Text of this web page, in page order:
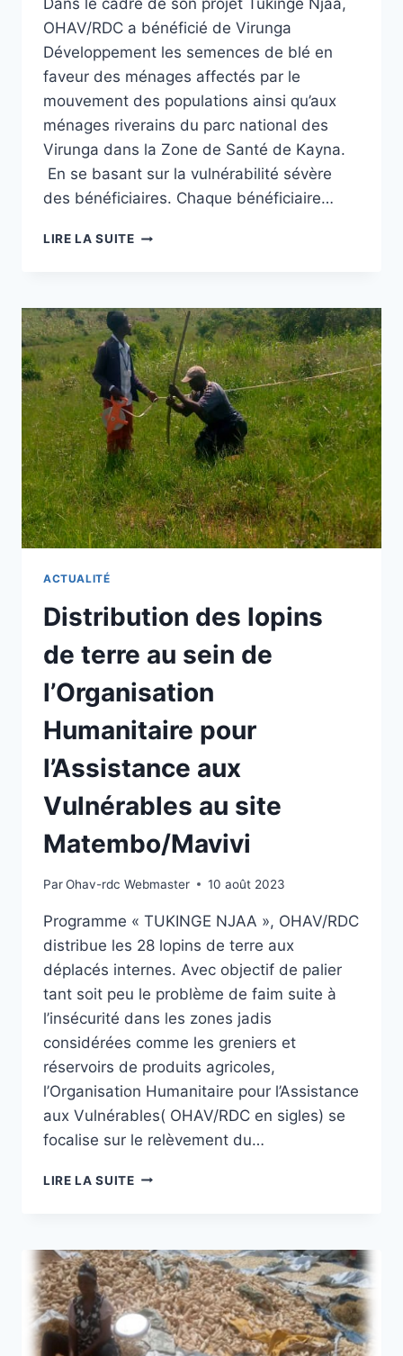
Dans le cadre de son projet Tukinge Njaa,
OHAV/RDC a bénéficié de Virunga
Développement les semences de blé en
faveur des ménages affectés par le
mouvement des populations ainsi qu’aux
ménages riverains du parc national des
Virunga dans la Zone de Santé de Kayna.
En se basant sur la vulnérabilité sévère
des bénéficiaires. Chaque bénéficiaire…
LIRE LA SUITEOHAV/RDC
DISTRIBUTION
GRATUITE
DES
SEMENCES
DE
BLE
A
LUOFU
AU
SUD
DE
LUBERO
ACTUALITÉ
Distribution des lopins
de terre au sein de
l’Organisation
Humanitaire pour
l’Assistance aux
Vulnérables au site
Matembo/Mavivi
ParOhav-rdc Webmaster 10 août 2023
Programme « TUKINGE NJAA », OHAV/RDC
distribue les 28 lopins de terre aux
déplacés internes. Avec objectif de palier
tant soit peu le problème de faim suite à
l’insécurité dans les zones jadis
considérées comme les greniers et
réservoirs de produits agricoles,
l’Organisation Humanitaire pour l’Assistance
aux Vulnérables( OHAV/RDC en sigles) se
focalise sur le relèvement du…
LIRE LA SUITEDISTRIBUTION
TERRE
AU
SEIN
DE
L’ORGANISATION
HUMANITAIRE